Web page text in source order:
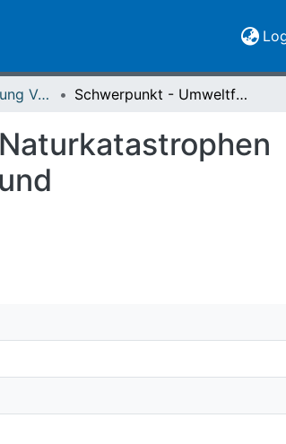
Spiegel der Forschung Vol. 28 (2011) Heft 2 Schwerpunkt - Umweltforschung in Georgien : Naturkatastrophen durch Klimawandel im Kaukasus? Hochwasser und Hanginstabilitäten in Georgien immer häufiger